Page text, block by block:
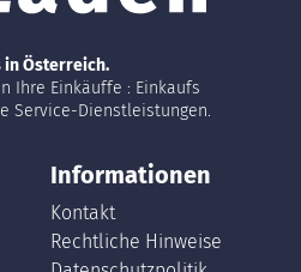
in Österreich.
Ihre Einkäuffe : Einkaufs
Service-Dienstleistungen.
Informationen
Kontakt
Rechtliche Hinweise